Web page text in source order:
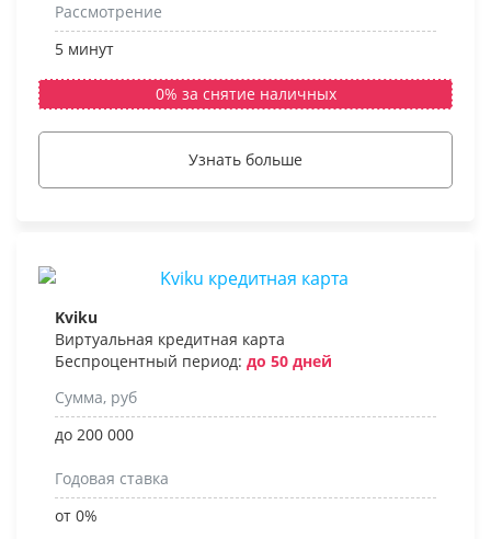
Рассмотрение
5 минут
0% за снятие наличных
Узнать больше
Kviku
Виртуальная кредитная карта
Беспроцентный период: до 50 дней
Сумма, руб
до 200 000
Годовая ставка
от 0%